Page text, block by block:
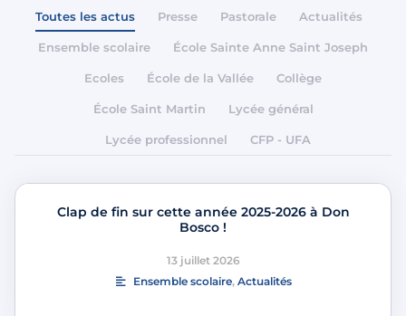
Toutes les actus Presse Pastorale Actualités
Ensemble scolaire École Sainte Anne Saint Joseph
Ecoles École de la Vallée Collège
École Saint Martin Lycée général
Lycée professionnel CFP - UFA
Clap de fin sur cette année 2025-2026 à Don
Bosco !
13 juillet 2026
Ensemble scolaire, Actualités